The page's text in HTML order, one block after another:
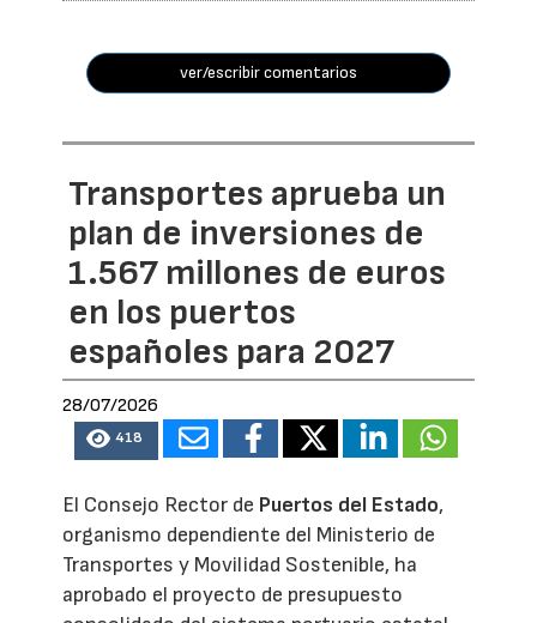
ver/escribir comentarios
Transportes aprueba un
plan de inversiones de
1.567 millones de euros
en los puertos
españoles para 2027
28/07/2026
418
El Consejo Rector de Puertos del Estado,
organismo dependiente del Ministerio de
Transportes y Movilidad Sostenible, ha
aprobado el proyecto de presupuesto